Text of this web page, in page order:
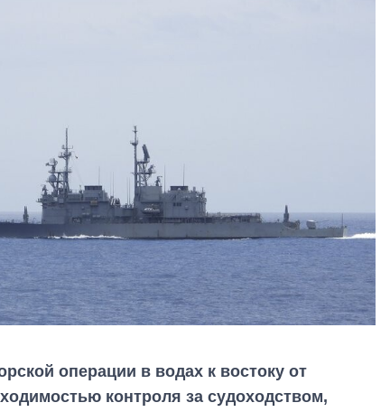
операции в водах к востоку от
контроля за судоходством,